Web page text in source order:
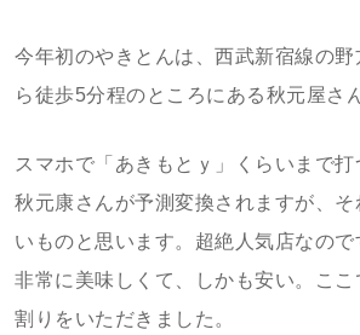
今年初のやきとんは、西武新宿線の
ら徒歩5分程のところにある秋元屋さん
スマホで「あきもとｙ」くらいまで
秋元康さんが予測変換されますが、
いものと思います。超絶人気店なので
非常に美味しくて、しかも安い。こ
割りをいただきました。